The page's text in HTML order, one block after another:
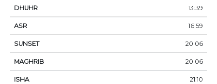
13:39
16:59
20:06
20:06
21:10